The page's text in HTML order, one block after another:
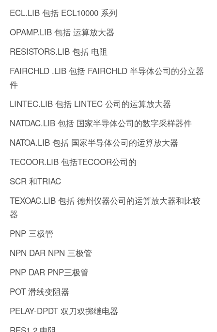
ECL.LIB 包括 ECL10000 系列
OPAMP.LIB 包括 运算放大器
RESISTORS.LIB 包括 电阻
FAIRCHLD .LIB 包括 FAIRCHLD 半导体公司的分立器
件
LINTEC.LIB 包括 LINTEC 公司的运算放大器
NATDAC.LIB 包括 国家半导体公司的数字采样器件
NATOA.LIB 包括 国家半导体公司的运算放大器
TECOOR.LIB 包括TECOOR公司的
SCR 和TRIAC
TEXOAC.LIB 包括 德州仪器公司的运算放大器和比较
器
PNP 三极管
NPN DAR NPN 三极管
PNP DAR PNP三极管
POT 滑线变阻器
PELAY-DPDT 双刀双掷继电器